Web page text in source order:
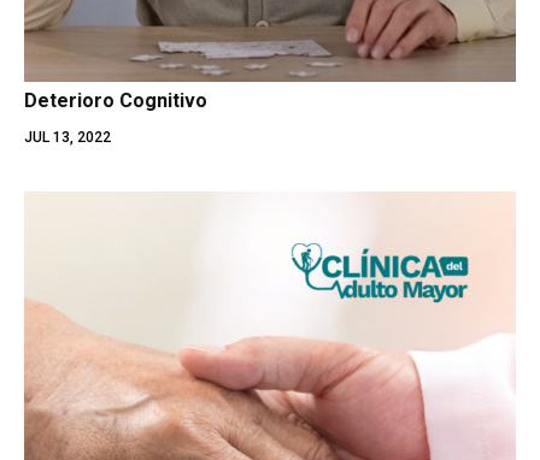
Deterioro Cognitivo
JUL 13, 2022